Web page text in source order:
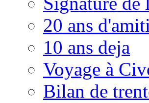
20 ans
10 ans deja
Voyage à
Bilan de